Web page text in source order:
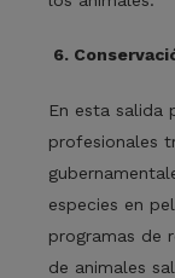
6.
En esta salida
profesionales
especies en
programas de
de animales